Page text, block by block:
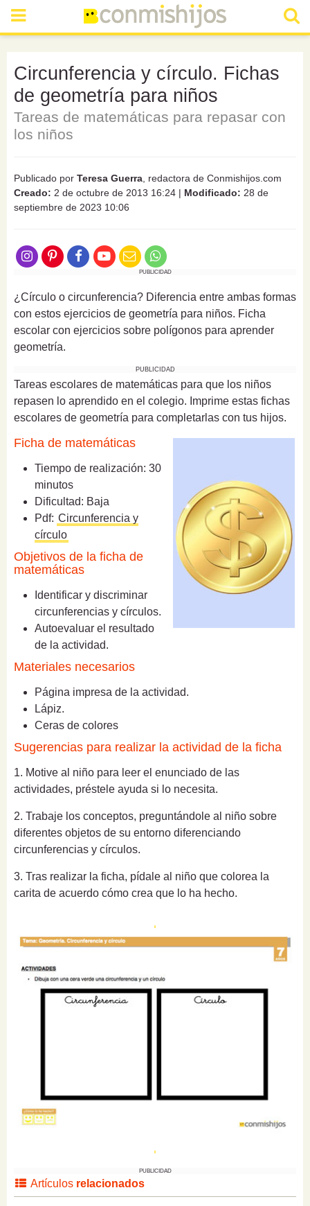
Circunferencia y círculo. Fichas
de geometría para niños
Tareas de matemáticas para repasar con
los niños
Publicado por Teresa Guerra , redactora de Conmishijos.com
Creado: 2 de octubre de 2013 16:24 | Modificado: 28 de
septiembre de 2023 10:06
PUBLICIDAD
¿Círculo o circunferencia? Diferencia entre ambas formas
con estos ejercicios de geometría para niños. Ficha
escolar con ejercicios sobre polígonos para aprender
geometría.
PUBLICIDAD
Tareas escolares de matemáticas para que los niños
repasen lo aprendido en el colegio. Imprime estas fichas
escolares de geometría para completarlas con tus hijos.
Ficha de matemáticas
Tiempo de realización: 30
minutos
Dificultad: Baja
Pdf: Circunferencia y
círculo
Objetivos de la ficha de
matemáticas
Identificar y discriminar
circunferencias y círculos.
Autoevaluar el resultado
de la actividad.
Materiales necesarios
Página impresa de la actividad.
Lápiz.
Ceras de colores
Sugerencias para realizar la actividad de la ficha
1. Motive al niño para leer el enunciado de las
actividades, préstele ayuda si lo necesita.
2. Trabaje los conceptos, preguntándole al niño sobre
diferentes objetos de su entorno diferenciando
circunferencias y círculos.
3. Tras realizar la ficha, pídale al niño que colorea la
carita de acuerdo cómo crea que lo ha hecho.
PUBLICIDAD
Artículos relacionados